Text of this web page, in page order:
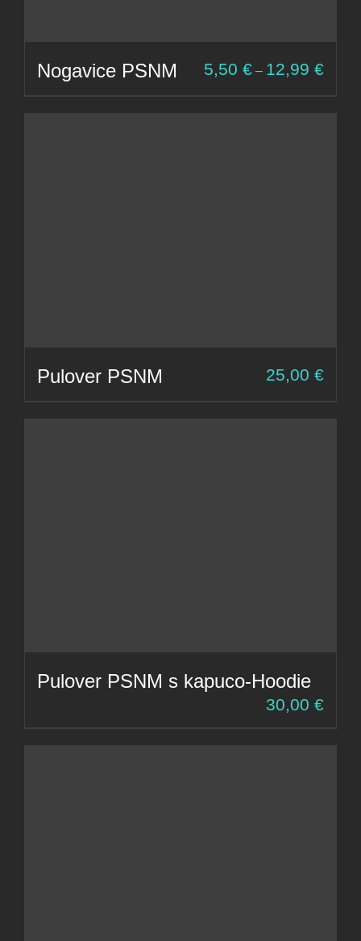
Nogavice PSNM 5,50 € – 12,99 €
Pulover PSNM 25,00 €
Pulover PSNM s kapuco-Hoodie
30,00 €